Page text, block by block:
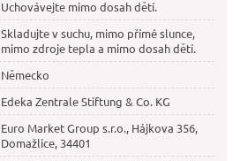
Uchovávejte mimo dosah dětí.
Skladujte v suchu, mimo přímé slunce,
mimo zdroje tepla a mimo dosah dětí.
Německo
Edeka Zentrale Stiftung & Co. KG
Euro Market Group s.r.o., Hájkova 356,
Domažlice, 34401